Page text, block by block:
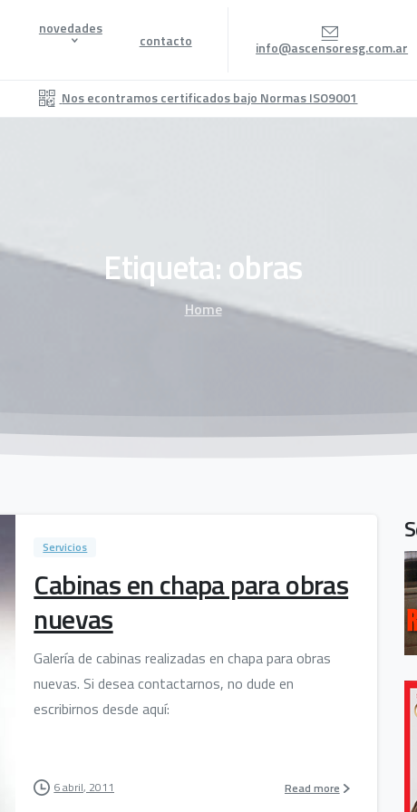
novedades
contacto info@ascensoresg.com.ar
Nos econtramos certificados bajo Normas ISO9001
Etiqueta:obras
Home
Servicios
Cabinas en chapa para obras
nuevas
Galería de cabinas realizadas en chapa para obras
nuevas. Si desea contactarnos, no dude en
escribirnos desde aquí:
6 abril, 2011 Read more